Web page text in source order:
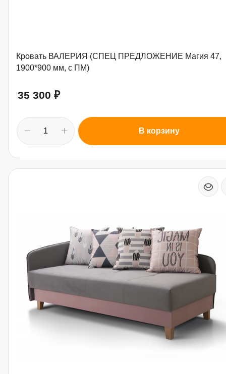
Кровать ВАЛЕРИЯ (СПЕЦ ПРЕДЛОЖЕНИЕ Магия 47,
1900*900 мм, с ПМ)
35 300 ₽
В корзину